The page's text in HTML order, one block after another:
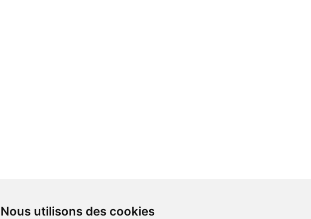
Nous utilisons des cookies